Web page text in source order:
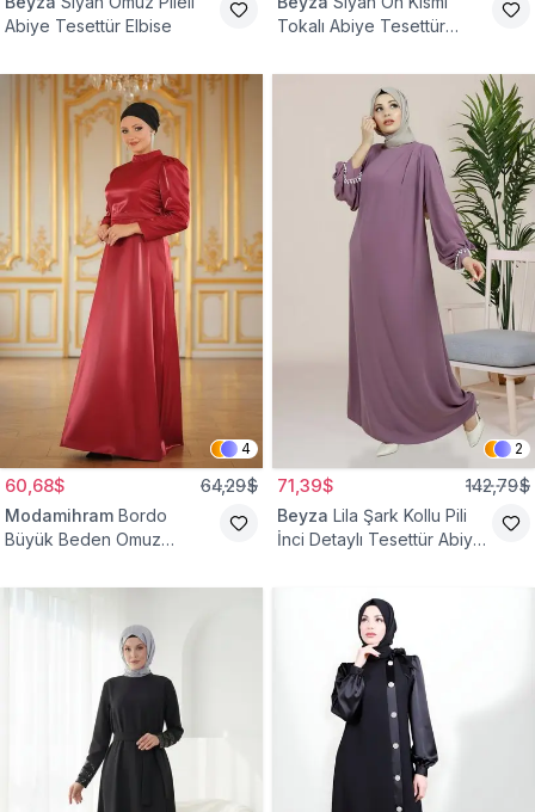
Abiye Tesettür Elbise
Tokalı Abiye Tesettür
4
60,68$ 64,29$
Modamihram Bordo
Büyük Beden Omuz
2
71,39$ 142,79$
Beyza Lila Şark Kollu Pili
İnci Detaylı Tesettür Abiye